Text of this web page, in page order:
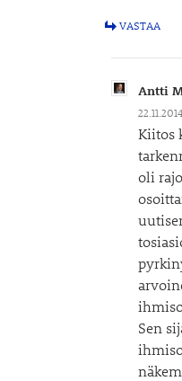
VASTAA
Antti
Kiitos
oli
Sen